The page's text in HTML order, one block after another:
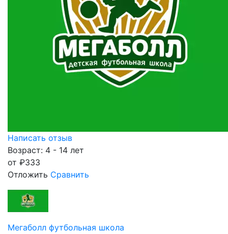
Написать отзыв
Возраст: 4 - 14 лет
от ₽333
Отложить Сравнить
Мегаболл футбольная школа